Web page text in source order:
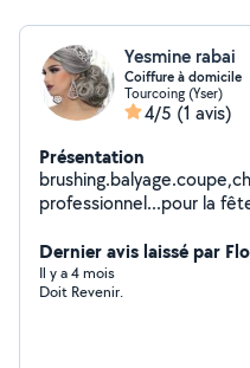
Yesmine rabai
Coiffure à domicile
Tourcoing (Yser)
4/5 (1 avis)
Présentation
professionnel...pour la
Dernier avis laissé par
Il y a 4 mois
Doit Revenir.